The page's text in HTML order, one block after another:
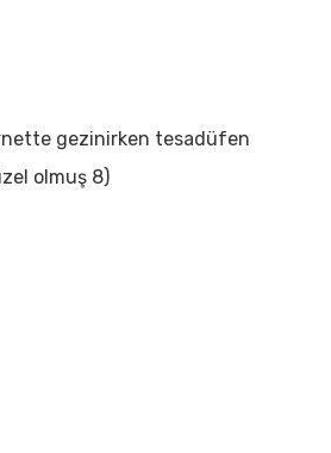
gezinirken tesadüfen
olmuş 8)